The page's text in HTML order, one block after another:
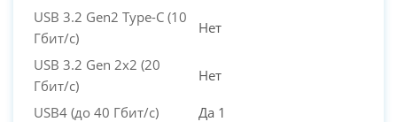
USB 3.2 Gen2 Type-C (10
Гбит/с)
Нет
USB 3.2 Gen 2x2 (20
Гбит/с)
Нет
USB4 (до 40 Гбит/с)
Да 1